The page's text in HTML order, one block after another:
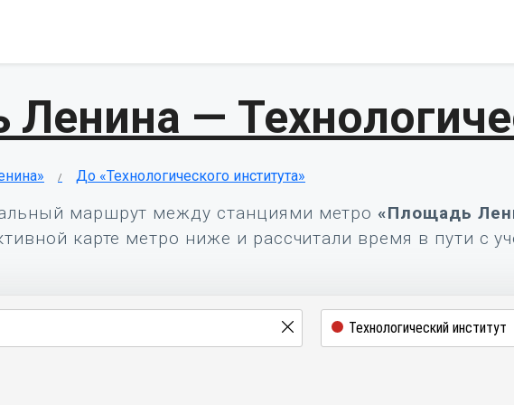
—
До «Технологического института»
маршрут между станциями метро«Площадь
карте метро ниже и рассчитали время в пути с